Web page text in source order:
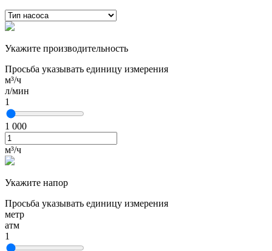
Укажите производительность
Просьба указывать единицу измерения
м³/ч
л/мин
1
1 000
м³/ч
Укажите напор
Просьба указывать единицу измерения
метр
атм
1